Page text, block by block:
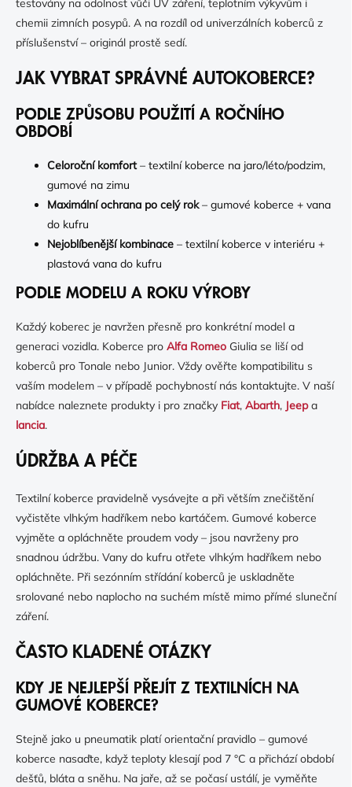
testovány na odolnost vůči UV záření, teplotním výkyvům i
chemii zimních posypů. A na rozdíl od univerzálních koberců z
příslušenství – originál prostě sedí.
JAK VYBRAT SPRÁVNÉ AUTOKOBERCE?
PODLE ZPŮSOBU POUŽITÍ A ROČNÍHO
OBDOBÍ
Celoroční komfort– textilní koberce na jaro/léto/podzim,
gumové na zimu
Maximální ochrana po celý rok– gumové koberce + vana
do kufru
Nejoblíbenější kombinace – textilní koberce v interiéru +
plastová vana do kufru
PODLE MODELU A ROKU VÝROBY
Každý koberec je navržen přesně pro konkrétní model a
generaci vozidla. Koberce pro Alfa Romeo Giulia se liší od
koberců pro Tonale nebo Junior. Vždy ověřte kompatibilitu s
vaším modelem – v případě pochybností nás kontaktujte. V naší
nabídce naleznete produkty i pro značky Fiat, Abarth, Jeepa
lancia.
ÚDRŽBA A PÉČE
Textilní koberce pravidelně vysávejte a při větším znečištění
vyčistěte vlhkým hadříkem nebo kartáčem. Gumové koberce
vyjměte a opláchněte proudem vody – jsou navrženy pro
snadnou údržbu. Vany do kufru otřete vlhkým hadříkem nebo
opláchněte. Při sezónním střídání koberců je uskladněte
srolované nebo naplocho na suchém místě mimo přímé sluneční
záření.
ČASTO KLADENÉ OTÁZKY
KDY JE NEJLEPŠÍ PŘEJÍT Z TEXTILNÍCH NA
GUMOVÉ KOBERCE?
Stejně jako u pneumatik platí orientační pravidlo – gumové
koberce nasaďte, když teploty klesají pod 7 °C a přichází období
dešťů, bláta a sněhu. Na jaře, až se počasí ustálí, je vyměňte